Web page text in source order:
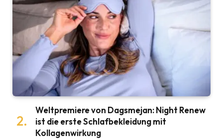
Weltpremiere von Dagsmejan: Night Renew
ist die erste Schlafbekleidung mit
Kollagenwirkung